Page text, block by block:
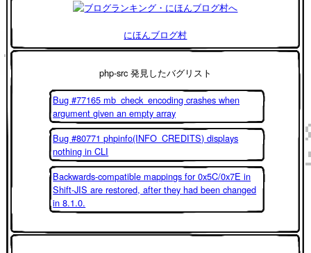
にほんブログ村
php-src 発見したバグリスト
Bug #77165 mb_check_encoding crashes when
argument given an empty array
Bug #80771 phpinfo(INFO_CREDITS) displays
nothing in CLI
Backwards-compatible mappings for 0x5C/0x7E in
Shift-JIS are restored, after they had been changed
in 8.1.0.